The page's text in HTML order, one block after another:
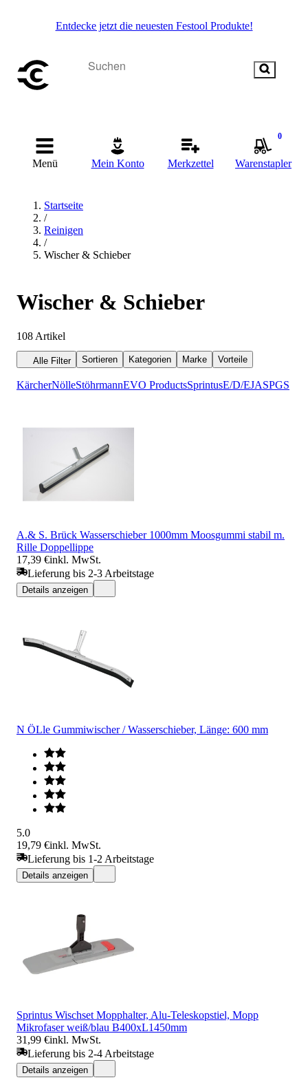
Entdecke jetzt die neuesten Festool Produkte!
Menü Mein Konto Merkzettel
0
Warenstapler
Startseite
/
Reinigen
/
Wischer & Schieber
Wischer & Schieber
108 Artikel
Alle Filter Sortieren Kategorien Marke Vorteile
KärcherNölleStöhrmannEVO ProductsSprintusE/D/EJASPGS
A.& S. Brück Wasserschieber 1000mm Moosgummi stabil m.
Rille Doppellippe
17,39 €inkl. MwSt.
Lieferung bis 2-3 Arbeitstage
Details anzeigen
N ÖLle Gummiwischer / Wasserschieber, Länge: 600 mm
5.0
19,79 €inkl. MwSt.
Lieferung bis 1-2 Arbeitstage
Details anzeigen
Sprintus Wischset Mopphalter, Alu-Teleskopstiel, Mopp
Mikrofaser weiß/blau B400xL1450mm
31,99 €inkl. MwSt.
Lieferung bis 2-4 Arbeitstage
Details anzeigen